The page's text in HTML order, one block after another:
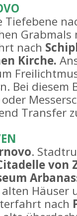
Tiefebene
nach
Kirche.
Bei diesem
Transfer
.
von
Häuser
nach